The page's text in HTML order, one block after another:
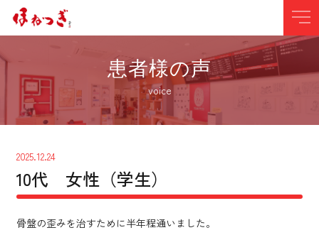
患者様の声
voice
2025.12.24
10代 女性（学生）
骨盤の歪みを治すために半年程通いました。